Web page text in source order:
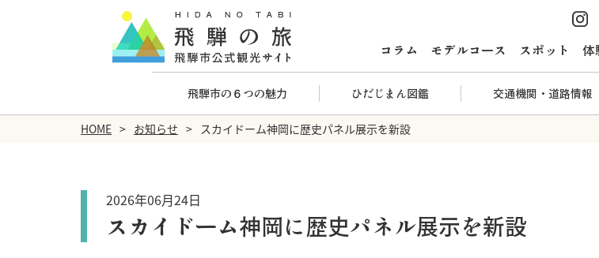
コラム モデルコース スポット 体
飛騨市の６つの魅力 ひだじまん図鑑 交通機関・道路情報
HOME お知らせ スカイドーム神岡に歴史パネル展示を新設
2026年06月24日
スカイドーム神岡に歴史パネル展示を新設